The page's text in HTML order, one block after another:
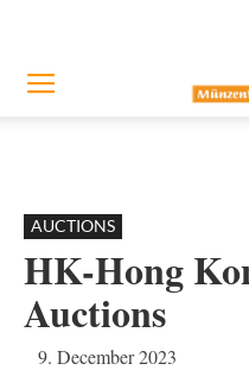
AUCTIONS
HK-Hong
Auctions
9. December 2023